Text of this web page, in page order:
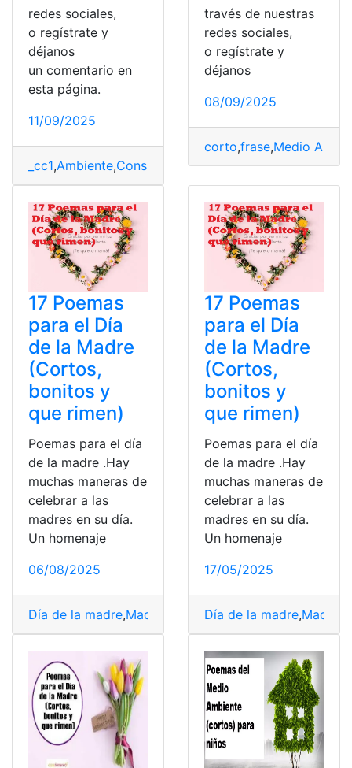
redes sociales,
o regístrate y
déjanos
un comentario en
esta página.
11/09/2025
_cc1,Ambiente,Consulta Consulta online,niños,poemas
través de nuestras
redes sociales,
o regístrate y
déjanos
08/09/2025
corto,frase,Medio
17 Poemas
para el Día
de la Madre
(Cortos,
bonitos y
que rimen)
Poemas para el día
de la madre .Hay
muchas maneras de
celebrar a las
madres en su día.
Un homenaje
06/08/2025
Día de la madre,Madres Poema para niños,Poemas
17 Poemas
para el Día
de la Madre
(Cortos,
bonitos y
que rimen)
Poemas para el día
de la madre .Hay
muchas maneras de
celebrar a las
madres en su día.
Un homenaje
17/05/2025
Día de la madre,Madres